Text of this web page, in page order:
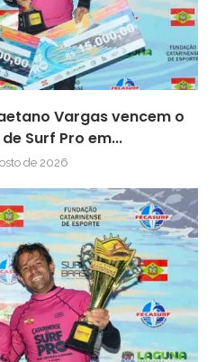
Vargas vencem o
Surf Pro em...
de 2026